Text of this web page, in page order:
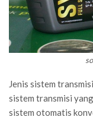
Jenis sistem
sistem transmisi
sistem otomatis